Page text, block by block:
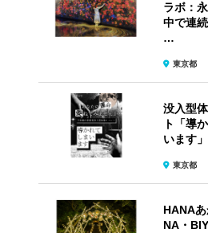
ラボ：
中で連
…
東京都
没入型
ト​「導
います」
東京都
HANA
NA・